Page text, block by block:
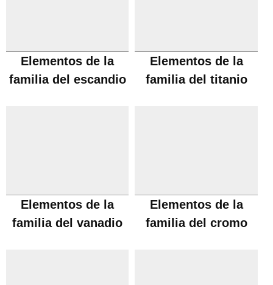
Elementos de la
familia del escandio
Elementos de la
familia del titanio
Elementos de la
familia del vanadio
Elementos de la
familia del cromo